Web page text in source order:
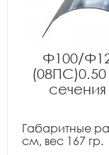
Ф100/
(08ПС)0.50
Габаритные
см, вес 167 гр.